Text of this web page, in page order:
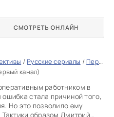
/ Русские сериалы / Первый канал
канал)
работником в
стала причиной того,
Но это позволило ему
Тактики образом Дмитрий
СМОТРЕТЬ ОНЛАЙН